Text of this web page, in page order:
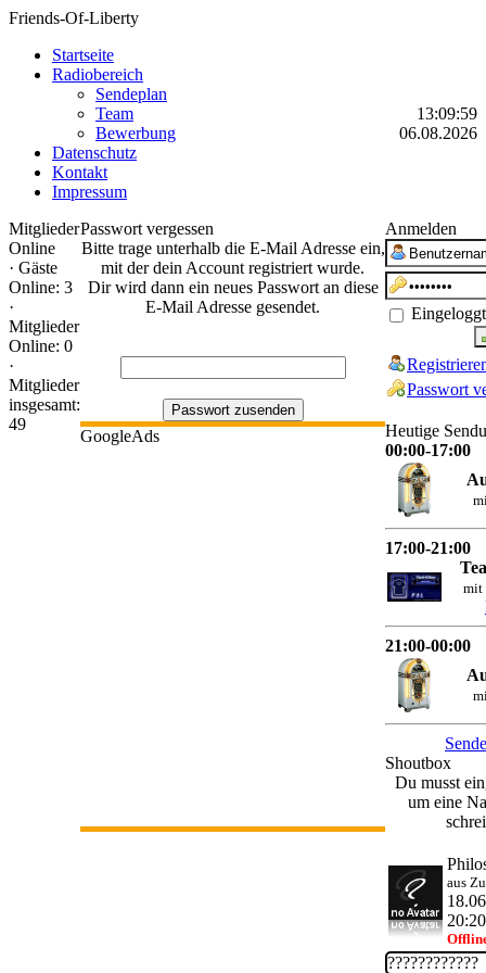
Friends-Of-Liberty
Startseite
Radiobereich
Sendeplan
Team
Bewerbung
Datenschutz
Kontakt
Impressum
13:09:59
06.08.2026
Mitglieder
Online
· Gäste
Online: 3
·
Mitglieder
Online: 0
·
Mitglieder
insgesamt:
49
Passwort vergessen
Bitte trage unterhalb die E-Mail Adresse ein,
mit der dein Account registriert wurde.
Dir wird dann ein neues Passwort an diese
E-Mail Adresse gesendet.
GoogleAds
Anmelden
Passwort
Heutige
00:00-17:00
17:00-21:00
mit
21:00-00:00
Shoutbox
Du musst
um eine
aus
20:20
????????????